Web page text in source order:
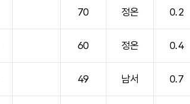
70 정온 0.2
60 정온 0.4
49 남서 0.7